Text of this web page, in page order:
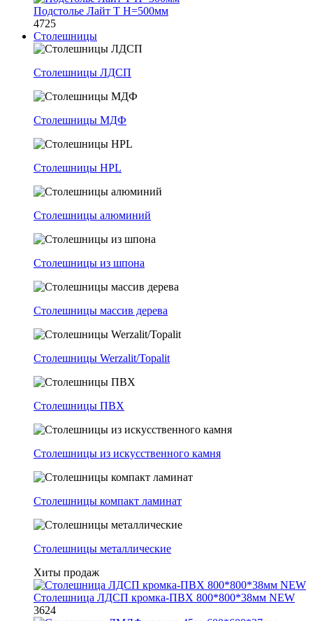
Подстолье Лайт Т H=500мм
4725
Столешницы
Столешницы ЛДСП
Столешницы МДФ
Столешницы HPL
Столешницы алюминий
Столешницы из шпона
Столешницы массив дерева
Столешницы Werzalit/Topalit
Столешницы ПВХ
Столешницы из искусственного камня
Столешницы компакт ламинат
Столешницы металлические
Хиты продаж
Столешница ЛДСП кромка-ПВХ 800*800*38мм NEW
3624